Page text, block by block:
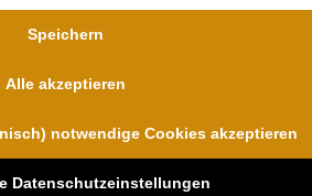
Speichern
Alle akzeptieren
notwendige Cookies akzeptieren
Datenschutzeinstellungen